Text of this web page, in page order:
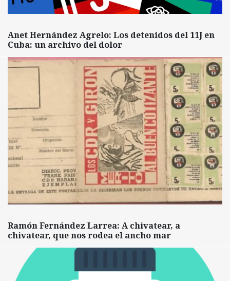
Anet Hernández Agrelo: Los detenidos del 11J en
Cuba: un archivo del dolor
Ramón Fernández Larrea: A chivatear, a
chivatear, que nos rodea el ancho mar